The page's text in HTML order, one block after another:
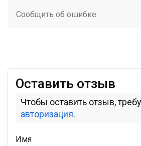
Сообщить об ошибке
Оставить отзыв
Чтобы оставить отзыв,
авторизация.
Имя